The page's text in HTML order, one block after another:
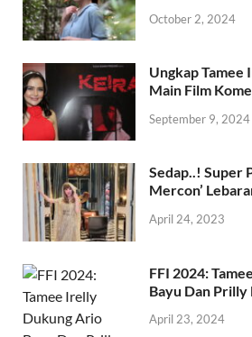
October 2, 2024
Ungkap Tamee
Main Film
September 9, 2024
Sedap..! Super
Mercon’
April 24, 2023
FFI 2024:
Bayu Dan Prilly
April 23, 2024